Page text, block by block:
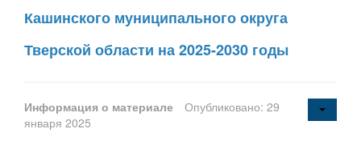
Кашинского муниципального округа
Тверской области на 2025-2030 годы
Информация о материале
Опубликовано: 29
января 2025